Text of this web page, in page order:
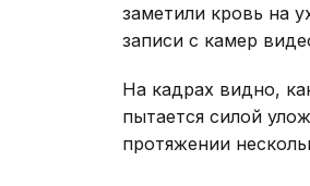
заметили кровь на
записи с камер
На кадрах видно,
пытается силой
протяжении